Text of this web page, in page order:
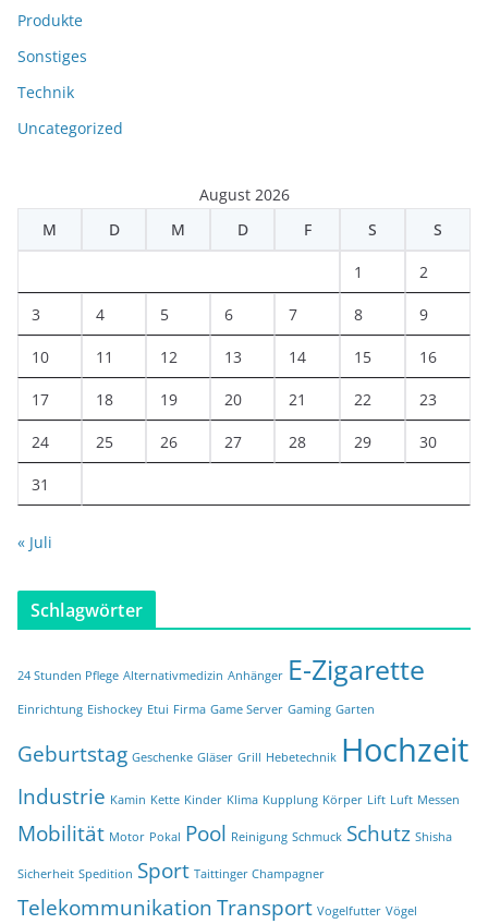
Produkte
Sonstiges
Technik
Uncategorized
August 2026
M
D M D F S S
1 2
3 4 5 6 7 8 9
10 11 12 13 14 15 16
17 18 19 20 21 22 23
24 25 26 27 28 29 30
31
« Juli
Schlagwörter
24 Stunden Pflege Alternativmedizin Anhänger E-Zigarette
Einrichtung Eishockey Etui Firma Game Server Gaming Garten
Geburtstag Geschenke Gläser Grill Hebetechnik Hochzeit
Industrie Kamin Kette Kinder Klima Kupplung Körper Lift Luft Messen
Mobilität Motor Pokal Pool Reinigung Schmuck Schutz Shisha
Sicherheit Spedition Sport Taittinger Champagner
TelekommunikationTransport Vogelfutter Vögel